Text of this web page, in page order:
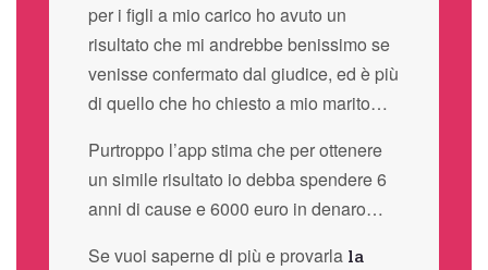
per i figli a mio carico ho avuto un
risultato che mi andrebbe benissimo se
venisse confermato dal giudice, ed è più
di quello che ho chiesto a mio marito…
Purtroppo l’app stima che per ottenere
un simile risultato io debba spendere 6
anni di cause e 6000 euro in denaro…
Se vuoi saperne di più e provarla la